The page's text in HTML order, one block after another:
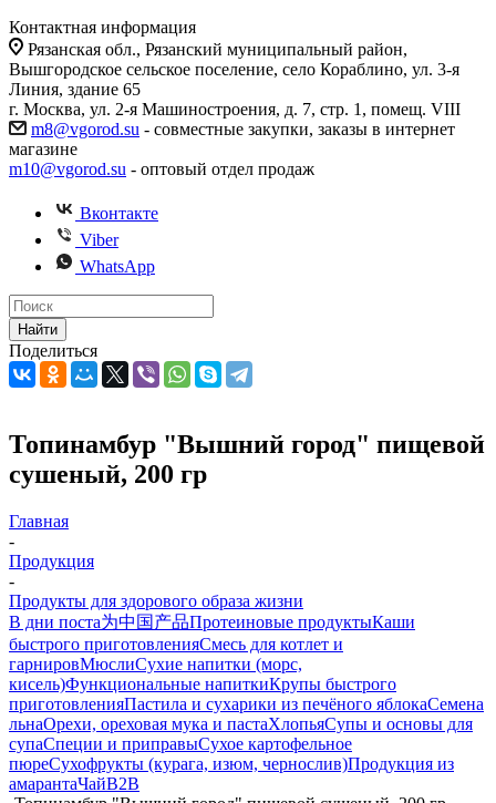
Контактная информация
Рязанская обл., Рязанский муниципальный район,
Вышгородское сельское поселение, село Кораблино, ул. 3-я
Линия, здание 65
г. Москва, ул. 2-я Машиностроения, д. 7, стр. 1, помещ. VIII
m8@vgorod.su - совместные закупки, заказы в интернет
магазине
m10@vgorod.su - оптовый отдел продаж
Вконтакте
Viber
WhatsApp
Найти
Поделиться
Топинамбур "Вышний город" пищевой
сушеный, 200 гр
Главная
-
Продукция
-
Продукты для здорового образа жизни
В дни поста为中国产品Протеиновые продуктыКаши
быстрого приготовленияСмесь для котлет и
гарнировМюслиСухие напитки (морс,
кисель)Функциональные напиткиКрупы быстрого
приготовленияПастила и сухарики из печёного яблокаСемена
льнаОрехи, ореховая мука и пастаХлопьяСупы и основы для
супаСпеции и приправыСухое картофельное
пюреСухофрукты (курага, изюм, чернослив)Продукция из
амарантаЧайB2B